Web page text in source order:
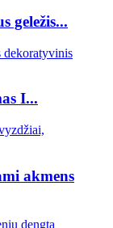
geležis...
I...
akmens